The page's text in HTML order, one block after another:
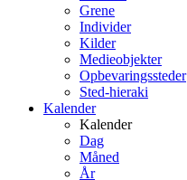
Grene
Individer
Kilder
Medieobjekter
Opbevaringssteder
Sted-hieraki
Kalender
Kalender
Dag
Måned
År